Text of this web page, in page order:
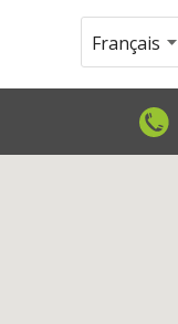
Français